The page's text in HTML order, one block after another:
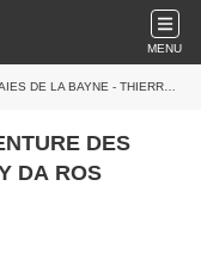
MENU
LA BAYNE - THIERRY DA ROS
DES
DA ROS